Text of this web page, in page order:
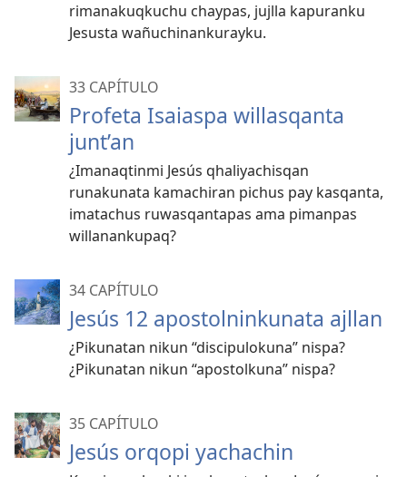
rimanakuqkuchu chaypas, jujlla kapuranku
Jesusta wañuchinankurayku.
33 CAPÍTULO
Profeta Isaiaspa willasqanta
junt’an
¿Imanaqtinmi Jesús qhaliyachisqan
runakunata kamachiran pichus pay kasqanta,
imatachus ruwasqantapas ama pimanpas
willanankupaq?
34 CAPÍTULO
Jesús 12 apostolninkunata ajllan
¿Pikunatan nikun “discipulokuna” nispa?
¿Pikunatan nikun “apostolkuna” nispa?
35 CAPÍTULO
Jesús orqopi yachachin